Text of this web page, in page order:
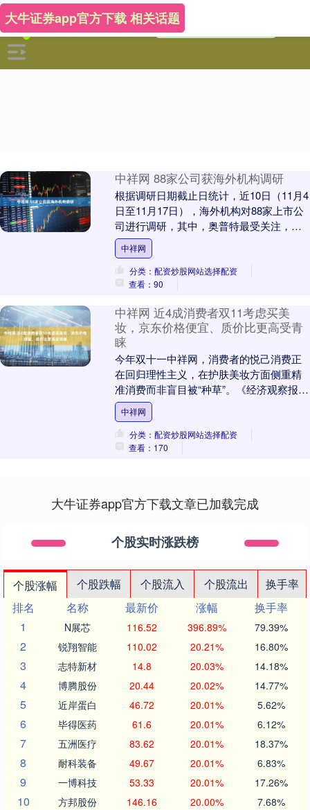
大牛证券app官方下载 相关话题
中祥网 88家公司获海外机构调研
根据调研日期截止日统计，近10日（11月4
日至11月17日），海外机构对88家上市公
司进行调研，其中，奥普特最受关注，被
58家海外机构密集调研。 证券时报数据
宝....
中祥网
分类：配资炒股网站选择配资
查看：90
中祥网 近4成消费者双11考虑买美
妆，京东价格便宜、质价比更高受青
睐
今年双十一中祥网，消费者的悦己消费正
在回归理性主义，在护肤美妆方面侧重精
准消费而非盲目被“种草”。《经济观察报》
发布的双十一调研报告显示，47.2%的消费
者认为....
中祥网
分类：配资炒股网站选择配资
查看：170
大牛证券app官方下载文章已加载完成
个股实时涨跌榜
个股涨幅 个股跌幅 个股流入 个股流出
换手率
排名
名称 最新价 涨幅
换手率
1
N展芯 116.52 396.89% 79.39%
2 锐翔智能 110.02 20.21% 16.80%
3 志特新材 14.8 20.03% 14.18%
4 博腾股份 20.44 20.02% 14.77%
5 近岸蛋白 46.72 20.01% 5.62%
6 毕得医药 61.6 20.01% 6.12%
7 五洲医疗 83.62 20.01% 18.37%
8 耐科装备 49.67 20.01% 6.83%
9 一博科技 53.33 20.01% 17.26%
10 方邦股份 146.16 20.00% 7.68%